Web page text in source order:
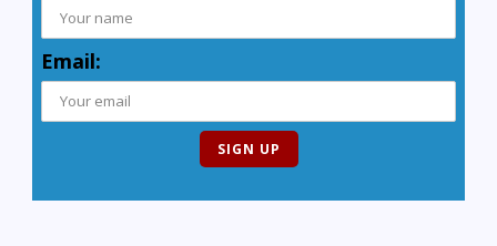
Email: